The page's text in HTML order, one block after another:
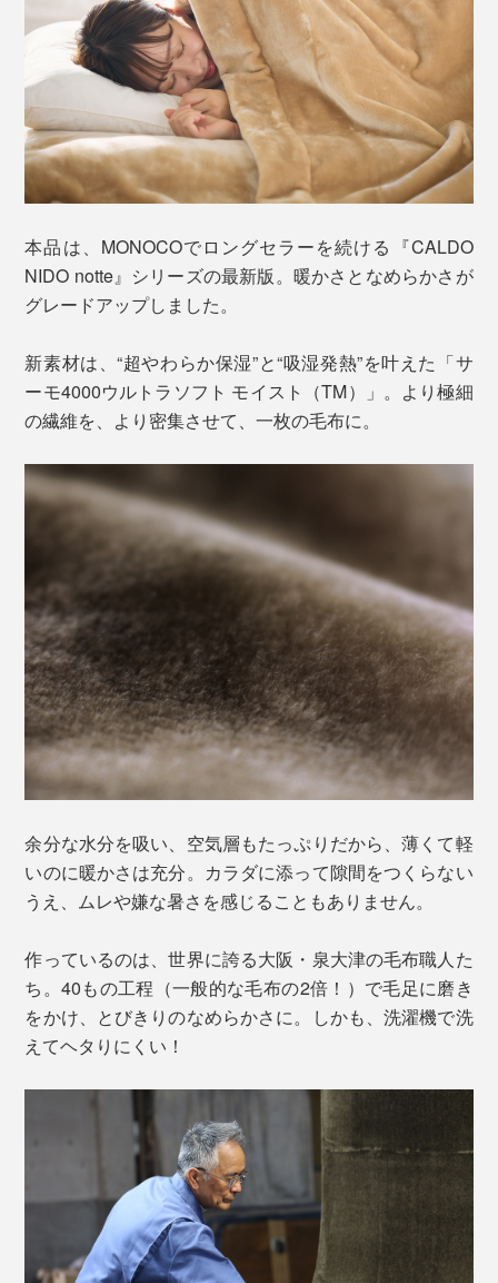
本品は、MONOCOでロングセラーを続ける『CALDO
NIDO notte』シリーズの最新版。暖かさとなめらかさが
グレードアップしました。
新素材は、“超やわらか保湿”と“吸湿発熱”を叶えた「サ
ーモ4000ウルトラソフト モイスト（TM）」。より極細
の繊維を、より密集させて、一枚の毛布に。
余分な水分を吸い、空気層もたっぷりだから、薄くて軽
いのに暖かさは充分。カラダに添って隙間をつくらない
うえ、ムレや嫌な暑さを感じることもありません。
作っているのは、世界に誇る大阪・泉大津の毛布職人た
ち。40もの工程（一般的な毛布の2倍！）で毛足に磨き
をかけ、とびきりのなめらかさに。しかも、洗濯機で洗
えてヘタりにくい！